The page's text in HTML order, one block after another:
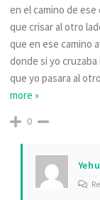
en el camino de
que crisar al otro
que en ese camino
donde si yo
que yo pasara al
more »
0